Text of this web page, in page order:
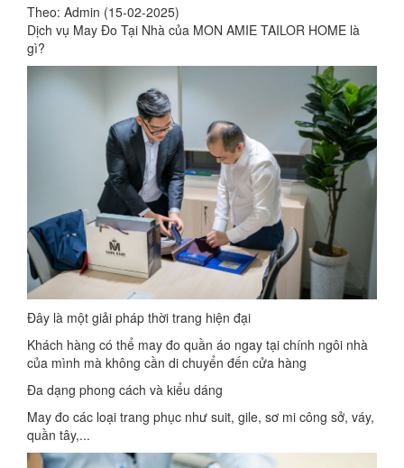
Theo: Admin (15-02-2025)
Dịch vụ May Đo Tại Nhà của MON AMIE TAILOR HOME là
gì?
Đây là một giải pháp thời trang hiện đại
Khách hàng có thể may đo quần áo ngay tại chính ngôi nhà
của mình mà không cần di chuyển đến cửa hàng
Đa dạng phong cách và kiểu dáng
May đo các loại trang phục như suit, gile, sơ mi công sở, váy,
quần tây,...